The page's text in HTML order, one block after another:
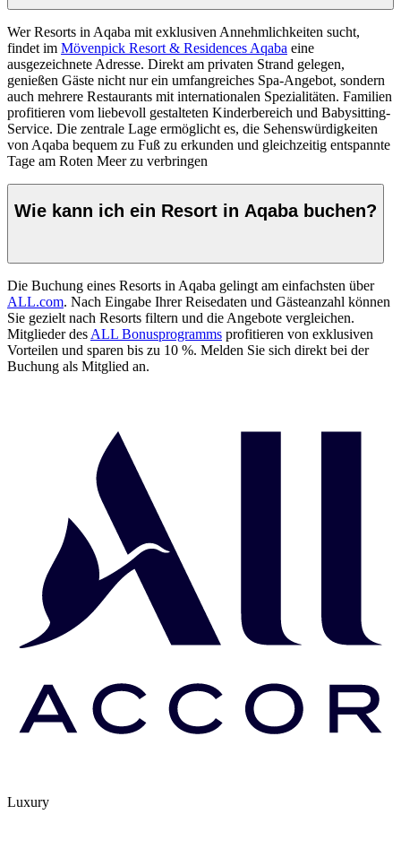
Wer Resorts in Aqaba mit exklusiven Annehmlichkeiten sucht,
findet im Mövenpick Resort & Residences Aqaba eine
ausgezeichnete Adresse. Direkt am privaten Strand gelegen,
genießen Gäste nicht nur ein umfangreiches Spa-Angebot, sondern
auch mehrere Restaurants mit internationalen Spezialitäten. Familien
profitieren vom liebevoll gestalteten Kinderbereich und Babysitting-
Service. Die zentrale Lage ermöglicht es, die Sehenswürdigkeiten
von Aqaba bequem zu Fuß zu erkunden und gleichzeitig entspannte
Tage am Roten Meer zu verbringen
Wie kann ich ein Resort in Aqaba buchen?
Die Buchung eines Resorts in Aqaba gelingt am einfachsten über
ALL.com. Nach Eingabe Ihrer Reisedaten und Gästeanzahl können
Sie gezielt nach Resorts filtern und die Angebote vergleichen.
Mitglieder des ALL Bonusprogramms profitieren von exklusiven
Vorteilen und sparen bis zu 10 %. Melden Sie sich direkt bei der
Buchung als Mitglied an.
Luxury